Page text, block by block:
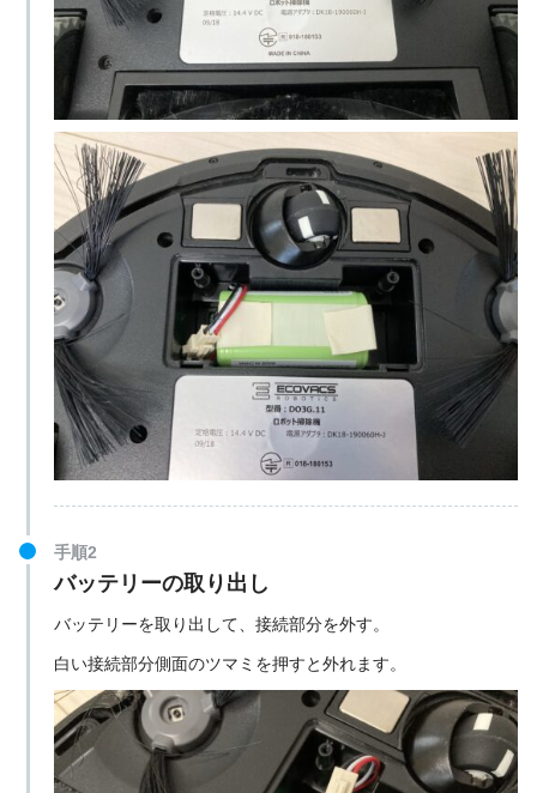
手順2
バッテリーの取り出し
バッテリーを取り出して、接続部分を外す。
白い接続部分側面のツマミを押すと外れます。